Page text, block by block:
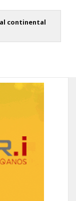
continental